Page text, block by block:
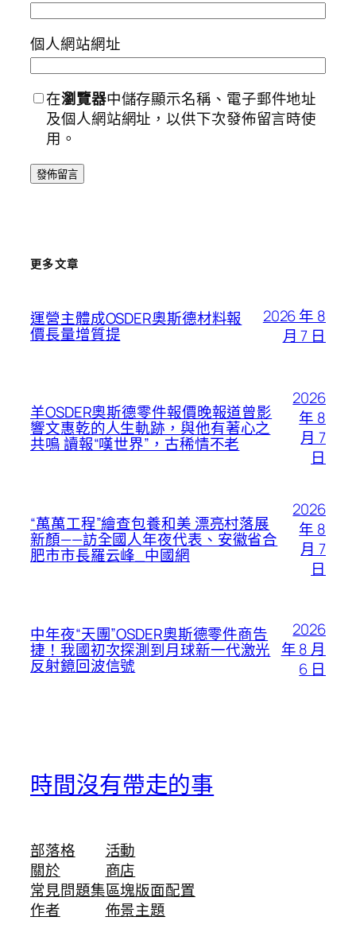
個人網站網址
在瀏覽器中儲存顯示名稱、電子郵件地址
及個人網站網址，以供下次發佈留言時使
用。
更多文章
運營主體成OSDER奧斯德材料報
價長量增質提
2026 年 8
月 7 日
羊OSDER奧斯德零件報價晚報道曾影
響文惠乾的人生軌跡，與他有著心之
共鳴 讀報“嘆世界”，古稀情不老
2026
年 8
月 7
日
“萬萬工程”繪查包養和美 漂亮村落展
新顏——訪全國人年夜代表、安徽省合
肥市市長羅云峰_中國網
2026
年 8
月 7
日
中年夜“天團”OSDER奧斯德零件商告
捷！我國初次探測到月球新一代激光
反射鏡回波信號
2026
年 8 月
6 日
時間沒有帶走的事
部落格
關於
常見問題集
作者
活動
商店
區塊版面配置
佈景主題